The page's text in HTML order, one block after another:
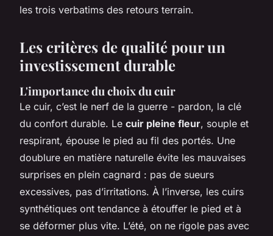
les trois verbatims des retours terrain.
Les critères de qualité pour un
investissement durable
L'importance du choix du cuir
Le cuir, c’est le nerf de la guerre - pardon, la clé
du confort durable. Le cuir pleine fleur, souple et
respirant, épouse le pied au fil des portés. Une
doublure en matière naturelle évite les mauvaises
surprises en plein cagnard : pas de sueurs
excessives, pas d’irritations. À l’inverse, les cuirs
synthétiques ont tendance à étouffer le pied et à
se déformer plus vite. L’été, on ne rigole pas avec